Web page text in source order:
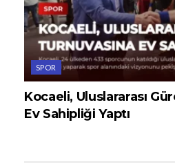
SPOR
Kocaeli, Uluslararası
Ev Sahipliği Yaptı